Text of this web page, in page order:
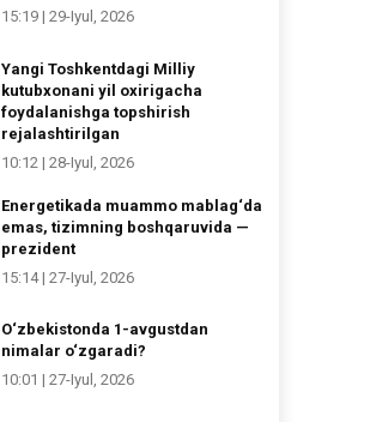
15:19 | 29-Iyul, 2026
Yangi Toshkentdagi Milliy
kutubxonani yil oxirigacha
foydalanishga topshirish
rejalashtirilgan
10:12 | 28-Iyul, 2026
Energetikada muammo mablag‘da
emas, tizimning boshqaruvida —
prezident
15:14 | 27-Iyul, 2026
O‘zbekistonda 1-avgustdan
nimalar o‘zgaradi?
10:01 | 27-Iyul, 2026